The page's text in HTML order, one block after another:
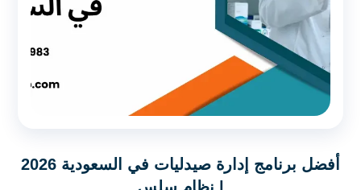
أفضل برنامج إدارة صيدليات في السعودية 2026